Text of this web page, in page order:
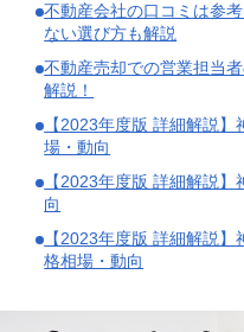
不動産会社の口コミは参
ない選び方も解説
不動産売却での営業担当
解説！
【2023年度版 詳細解説
場・動向
【2023年度版 詳細解説
向
【2023年度版 詳細解説
格相場・動向